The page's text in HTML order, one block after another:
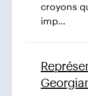
croyons
imp...